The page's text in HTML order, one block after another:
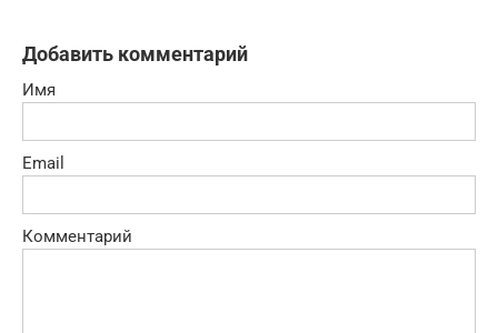
Добавить комментарий
Имя
Email
Комментарий